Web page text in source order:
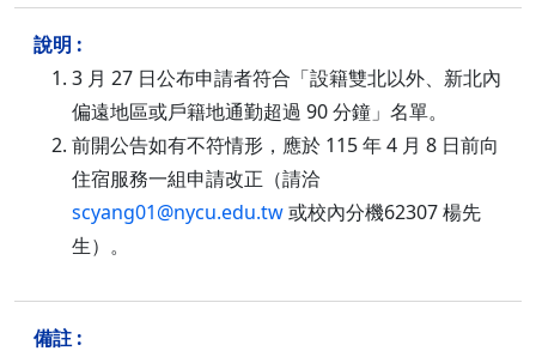
3 月 27 日公布申請者符合「設籍雙北以外、新北內
偏遠地區或戶籍地通勤超過 90 分鐘」名單。
前開公告如有不符情形，應於 115 年 4 月 8 日前向
住宿服務一組申請改正（請洽
scyang01@nycu.edu.tw或校內分機62307 楊先
生）。